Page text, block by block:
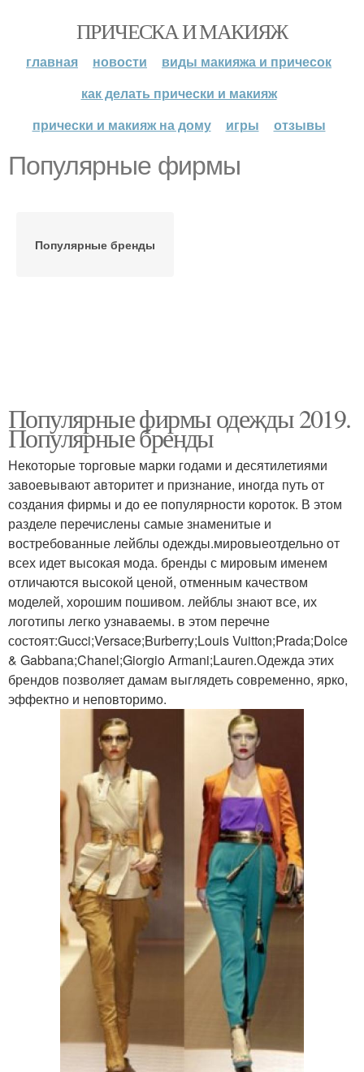
ПРИЧЕСКА И МАКИЯЖ
главная новости
виды макияжа и причесок
как делать прически и макияж
прически и макияж на дому
игры отзывы
Популярные фирмы
Популярные бренды
Популярные фирмы одежды 2019.
Популярные бренды
Некоторые торговые марки годами и десятилетиями
завоевывают авторитет и признание, иногда путь от
создания фирмы и до ее популярности короток. В этом
разделе перечислены самые знаменитые и
востребованные лейблы одежды.мировыеотдельно от
всех идет высокая мода. бренды с мировым именем
отличаются высокой ценой, отменным качеством
моделей, хорошим пошивом. лейблы знают все, их
логотипы легко узнаваемы. в этом перечне
состоят:Gucci;Versace;Burberry;Louis Vuitton;Prada;Dolce
& Gabbana;Chanel;Giorgio Armani;Lauren.Одежда этих
брендов позволяет дамам выглядеть современно, ярко,
эффектно и неповторимо.